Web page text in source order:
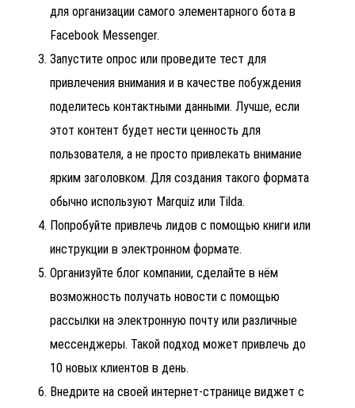
для организации самого элементарного бота в
Facebook Messenger.
Запустите опрос или проведите тест для
привлечения внимания и в качестве побуждения
поделитесь контактными данными. Лучше, если
этот контент будет нести ценность для
пользователя, а не просто привлекать внимание
ярким заголовком. Для создания такого формата
обычно используют Marquiz или Tilda.
Попробуйте привлечь лидов с помощью книги или
инструкции в электронном формате.
Организуйте блог компании, сделайте в нём
возможность получать новости с помощью
рассылки на электронную почту или различные
мессенджеры. Такой подход может привлечь до
10 новых клиентов в день.
Внедрите на своей интернет-странице виджет с